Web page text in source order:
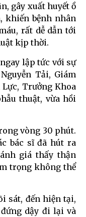
gây xuất huyết ồ
khiến bệnh nhân
rất dễ dẫn tới
kịp thời.
lập tức với sự
Tải, Giám
Lực, Trưởng Khoa
thuật, vừa hồi
vòng 30 phút.
bác sĩ đã hút ra
giá thấy thận
trọng không thể
sát, đến hiện tại,
dậy đi lại và